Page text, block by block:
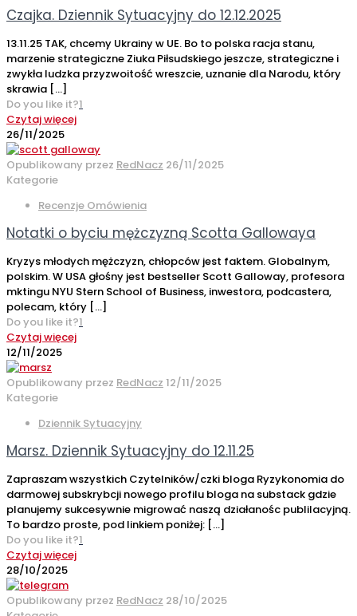
Czajka. Dziennik Sytuacyjny do 12.12.2025
13.11.25 TAK, chcemy Ukrainy w UE. Bo to polska racja stanu,
marzenie strategiczne Ziuka Piłsudskiego jeszcze, strategiczne i
zwykła ludzka przyzwoitość wreszcie, uznanie dla Narodu, który
skrawia […]
Do you like it?1
Czytaj więcej
26/11/2025
Opublikowany przez RedNacz 26/11/2025
Kategorie
Recenzje Omówienia
Notatki o byciu mężczyzną Scotta Gallowaya
Kryzys młodych mężczyzn, chłopców jest faktem. Globalnym,
polskim. W USA głośny jest bestseller Scott Galloway, profesora
mktingu NYU Stern School of Business, inwestora, podcastera,
polecam, który […]
Do you like it?1
Czytaj więcej
12/11/2025
Opublikowany przez RedNacz 12/11/2025
Kategorie
Dziennik Sytuacyjny
Marsz. Dziennik Sytuacyjny do 12.11.25
Zapraszam wszystkich Czytelników/czki bloga Ryzykonomia do
darmowej subskrybcji nowego profilu bloga na substack gdzie
planujemy sukcesywnie migrować naszą działanośc publilacyjną.
To bardzo proste, pod linkiem poniżej: […]
Do you like it?1
Czytaj więcej
28/10/2025
Opublikowany przez RedNacz 28/10/2025